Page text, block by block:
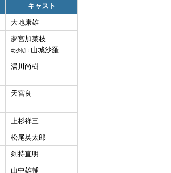
キャスト
大地康雄
夢宮加菜枝
幼少期： 山城沙羅
湯川尚樹
天宮良
上杉祥三
松尾英太郎
剣持直明
山中雄輔